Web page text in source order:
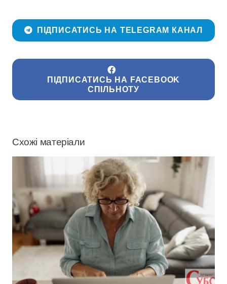
ПІДПИСАТИСЬ НА TELEGRAM КАНАЛ
ПІДПИСАТИСЬ НА FACEBOOK
СПІЛЬНОТУ
Схожі матеріали